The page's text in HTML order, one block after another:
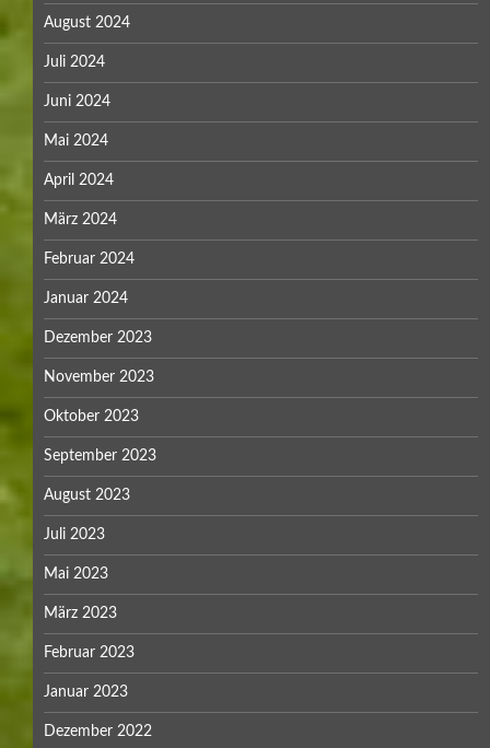
August 2024
Juli 2024
Juni 2024
Mai 2024
April 2024
März 2024
Februar 2024
Januar 2024
Dezember 2023
November 2023
Oktober 2023
September 2023
August 2023
Juli 2023
Mai 2023
März 2023
Februar 2023
Januar 2023
Dezember 2022